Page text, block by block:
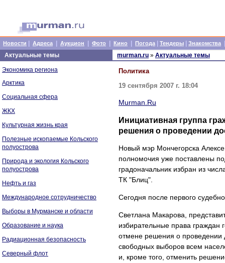
Новости Адреса Аукцион Фото Кино Погода Тендеры Знакомства
Актуальные темы
Экономика региона
Арктика
Социальная сфера
ЖКХ
Культурная жизнь края
Полезные ископаемые Кольского
полуострова
Природа и экология Кольского
полуострова
Нефть и газ
Международное сотрудничество
Выборы в Мурманске и области
Образование и наука
Радиационная безопасность
Северный флот
murman.ru » Актуальные темы
Политика
19 сентября 2007 г. 18:04
Murman.Ru
Инициативная группа
решения о проведении
Новый мэр Мончегорска
полномочия уже поставлены
градоначальник избран из
ТК "Блиц".
Сегодня после первого
Светлана Макарова,
избирательные права граждан
отмене решения о проведении
свободных выборов всем
и, кроме того, отменить